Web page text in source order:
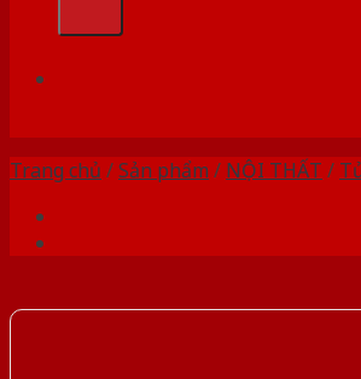
Trang chủ /Sản phẩm / NỘI THẤT /